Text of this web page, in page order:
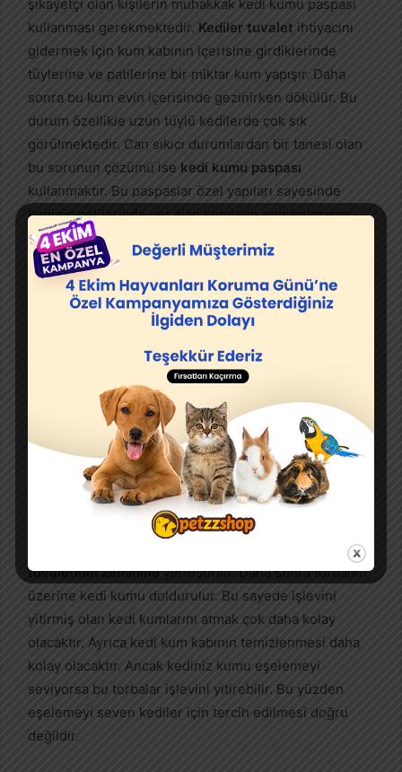
şikayetçi olan kişilerin muhakkak kedi kumu paspası
kullanması gerekmektedir. Kediler tuvalet ihtiyacını
gidermek için kum kabının içerisine girdiklerinde
tüylerine ve patilerine bir miktar kum yapışır. Daha
sonra bu kum evin içerisinde gezinirken dökülür. Bu
durum özellikle uzun tüylü kedilerde çok sık
görülmektedir. Can sıkıcı durumlardan bir tanesi olan
bu sorunun çözümü ise kedi kumu paspası
kullanmaktır. Bu paspaslar özel yapıları sayesinde
kedinin patilerinde yer alan kumların arındırılmasını
sağlar. Bu sayede patilerde bulunan kumlar paspasa
yapışacaktır.
Kedi kumu paspası satın almak için buraya tıklayın!
Kedi Kumu Torbası
Son zamanlarda çok sık kullanılan ürünlerden bir
tuvaletinin zeminineyerleştirilir. Daha sonra torbanın
üzerine kedi kumu doldurulur. Bu sayede işlevini
yitirmiş olan kedi kumlarını atmak çok daha kolay
olacaktır. Ayrıca kedi kum kabının temizlenmesi daha
kolay olacaktır. Ancak kediniz kumu eşelemeyi
seviyorsa bu torbalar işlevini yitirebilir. Bu yüzden
eşelemeyi seven kediler için tercih edilmesi doğru
değildir.